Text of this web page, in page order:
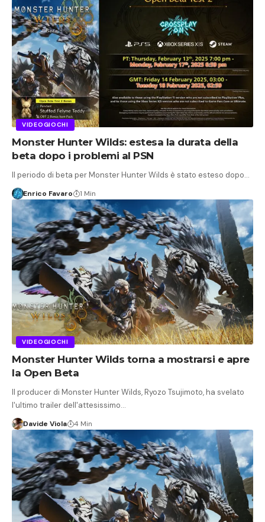
VIDEOGIOCHI
Monster Hunter Wilds: estesa la durata della
beta dopo i problemi al PSN
Il periodo di beta per Monster Hunter Wilds è stato esteso dopo…
Enrico Favaro 1 Min
VIDEOGIOCHI
Monster Hunter Wilds torna a mostrarsi e apre
la Open Beta
Il producer di Monster Hunter Wilds, Ryozo Tsujimoto, ha svelato
l'ultimo trailer dell'attesissimo…
Davide Viola 4 Min